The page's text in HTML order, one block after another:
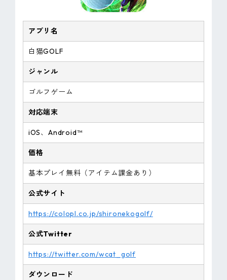
アプリ名
白猫GOLF
ジャンル
ゴルフゲーム
対応端末
iOS、Android™
価格
基本プレイ無料（アイテム課金あり）
公式サイト
https://colopl.co.jp/shironekogolf/
公式Twitter
https://twitter.com/wcat_golf
ダウンロード